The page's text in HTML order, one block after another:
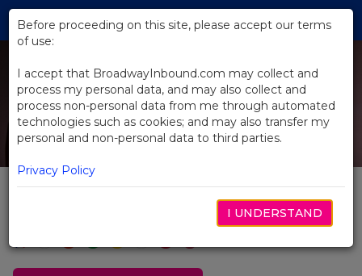
Skip
Main
Previous
O Rei Leão
Before proceeding on this site, please accept our terms
of use:
I accept that BroadwayInbound.com may collect and
process my personal data, and may also collect and
process non-personal data from me through automated
technologies such as cookies; and may also transfer my
personal and non-personal data to third parties.
Privacy Policy
I UNDERSTAND